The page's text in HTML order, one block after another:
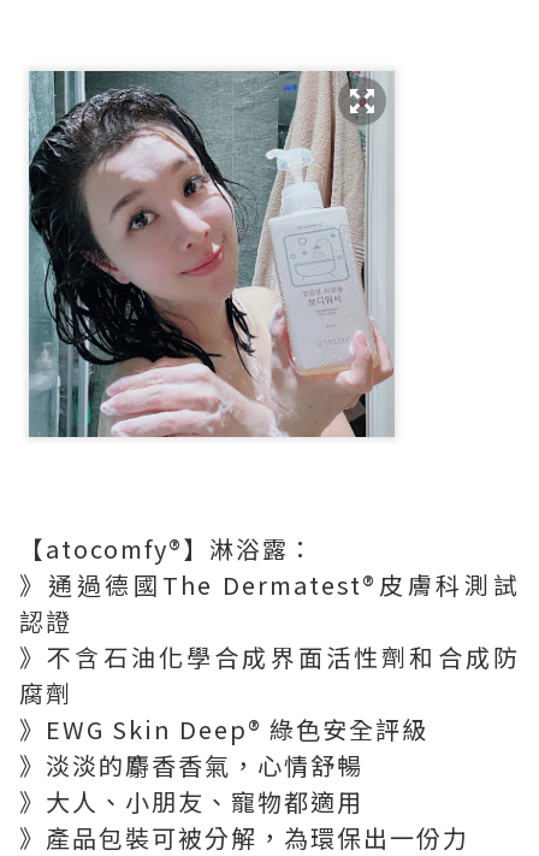
【atocomfy®️】淋浴露：
》通過德國The Dermatest®️皮膚科測試
認證
》不含石油化學合成界面活性劑和合成防
腐劑
》EWG Skin Deep®️ 綠色安全評級
》淡淡的麝香香氣，心情舒暢
》大人、小朋友、寵物都適用
》產品包裝可被分解，為環保出一份力